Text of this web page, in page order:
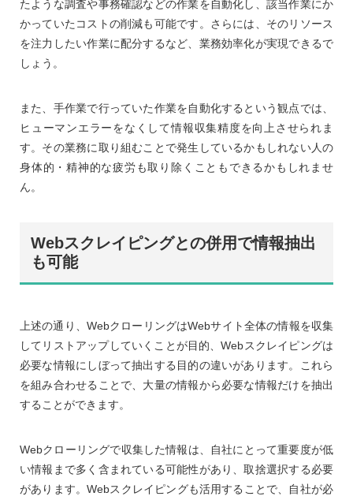
たような調査や事務確認などの作業を自動化し、該当作業にか
かっていたコストの削減も可能です。さらには、そのリソース
を注力したい作業に配分するなど、業務効率化が実現できるで
しょう。
また、手作業で行っていた作業を自動化するという観点では、
ヒューマンエラーをなくして情報収集精度を向上させられま
す。その業務に取り組むことで発生しているかもしれない人の
身体的・精神的な疲労も取り除くこともできるかもしれませ
ん。
Webスクレイピングとの併用で情報抽出
も可能
上述の通り、WebクローリングはWebサイト全体の情報を収集
してリストアップしていくことが目的、Webスクレイピングは
必要な情報にしぼって抽出する目的の違いがあります。これら
を組み合わせることで、大量の情報から必要な情報だけを抽出
することができます。
Webクローリングで収集した情報は、自社にとって重要度が低
い情報まで多く含まれている可能性があり、取捨選択する必要
があります。Webスクレイピングも活用することで、自社が必